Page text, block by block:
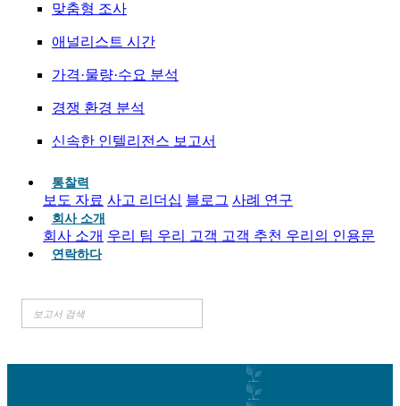
맞춤형 조사
애널리스트 시간
가격·물량·수요 분석
경쟁 환경 분석
신속한 인텔리전스 보고서
통찰력
보도 자료 사고 리더십 블로그 사례 연구
회사 소개
회사 소개 우리 팀 우리 고객 고객 추천 우리의 인용문
연락하다